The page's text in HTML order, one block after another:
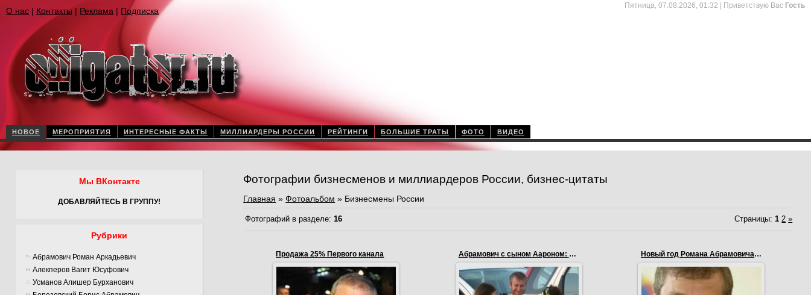
О нас | Контакты | Реклама | Подписка
Пятница, 07.08.2026, 01:32 | Приветствую Вас Гость
НОВОЕ МЕРОПРИЯТИЯ ИНТЕРЕСНЫЕ ФАКТЫ МИЛЛИАРДЕРЫ РОССИИ РЕЙТИНГИ БОЛЬШИЕ ТРАТЫ ФОТО ВИДЕО
Мы ВКонтакте
ДОБАВЛЯЙТЕСЬ В ГРУППУ!
Рубрики
Абрамович Роман Аркадьевич
Алекперов Вагит Юсуфович
Усманов Алишер Бурханович
Фотографии бизнесменов и миллиардеров России, бизнес-цитаты
Главная »Фотоальбом » Бизнесмены России
Фотографий в разделе:16 Страницы:1 2 »
Продажа 25% Первого канала
21.02.2011
Абрамович с сыном Аароном: Новый год 2011
24.01.2011
Новый год Романа Абрамовича 2011